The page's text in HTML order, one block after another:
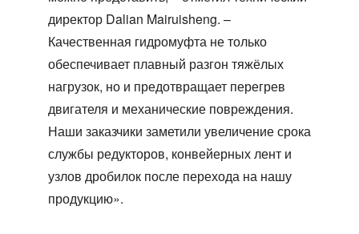
директор Dalian Mairuisheng. –
Качественная гидромуфта не только
обеспечивает плавный разгон тяжёлых
нагрузок, но и предотвращает перегрев
двигателя и механические повреждения.
Наши заказчики заметили увеличение срока
службы редукторов, конвейерных лент и
узлов дробилок после перехода на нашу
продукцию».